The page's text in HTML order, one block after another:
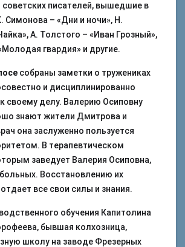
советских писателей, вышедшие в
Симонова – «Дни и ночи», Н.
А. Толстого – «Иван Грозный»,
гвардия» и другие.
собраны заметки о тружениках
и дисциплинированно
своему делу. Валерию Осиповну
знают жители Дмитрова и
она заслуженно пользуется
В терапевтическом
заведует Валерия Осиповна,
Восстановлению их
все свои силы и знания.
обучения Капитолина
бывшая колхозница,
школу на заводе Фрезерных